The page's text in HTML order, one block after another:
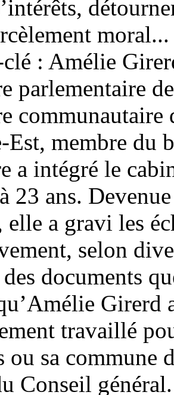
clé : Amélie
parlementaire
communautaire
Est, membre du
a intégré le
23 ans.
elle a gravi les
selon
documents
Girerd
travaillé
ou sa commune
Conseil